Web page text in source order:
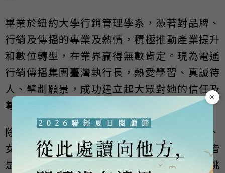
畢業於紐約大學行銷管理學系，憑著對品牌、
行銷及傳播的專業及熱情，積極推動產業提升
和數位轉型，在業界贏得無數肯定。現為電通
行銷傳播集團臺灣執行長，熱愛學習、真誠待
人、擘劃願景，成功建立起大眾對她的信任及
尊重。
除了是一名卓越領導者，也身兼母親、妻子、
女兒、媳婦等角色。「人生，我選擇以上皆
是」的態度，讓她能忠於自我並不斷追求挑
×